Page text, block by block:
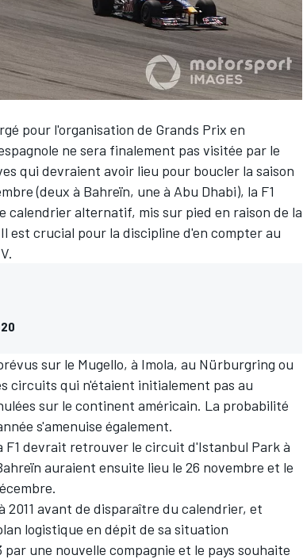
pour l'organisation de Grands Prix en
ne sera finalement pas visitée par le
qui devraient avoir lieu pour boucler la saison
(deux à Bahreïn, une à Abu Dhabi), la F1
alternatif, mis sur pied en raison de la
est crucial pour la discipline d'en compter au
sur le Mugello, à Imola, au Nürburgring ou
circuits qui n'étaient initialement pas au
sur le continent américain. La probabilité
s'amenuise également.
devrait retrouver le circuit d'Istanbul Park à
auraient ensuite lieu le 26 novembre et le
2011 avant de disparaître du calendrier, et
logistique en dépit de sa situation
une nouvelle compagnie et le pays souhaite